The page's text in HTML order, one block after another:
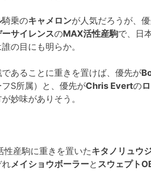
騎乗のキャメロンが人気だろうが、
サイレンスのMAX活性産駒で、日
の目にも明らか。
であることに重きを置けば、優先が
S所属）と、優先がChris Evertの
妙味がありそう。
産駒に重きを置いたキタノリュウ
れメイショウボーラーと スウェプト